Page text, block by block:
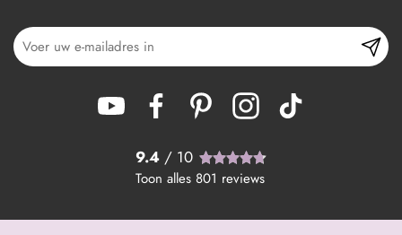
9.4 / 10
Toon alles 801 reviews